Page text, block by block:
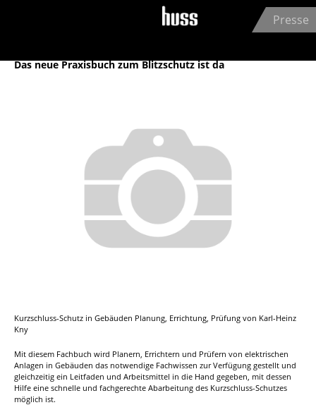
Jump to navigation
Presse
Das neue Praxisbuch zum Blitzschutz ist da
Kurzschluss-Schutz in Gebäuden Planung, Errichtung, Prüfung von Karl-Heinz
Kny
Mit diesem Fachbuch wird Planern, Errichtern und Prüfern von elektrischen
Anlagen in Gebäuden das notwendige Fachwissen zur Verfügung gestellt und
gleichzeitig ein Leitfaden und Arbeitsmittel in die Hand gegeben, mit dessen
Hilfe eine schnelle und fachgerechte Abarbeitung des Kurzschluss-Schutzes
möglich ist.